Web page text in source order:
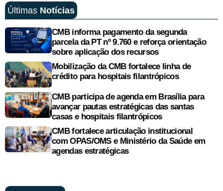
Últimas Notícias
CMB informa pagamento da segunda
parcela da PT nº 9.760 e reforça orientação
sobre aplicação dos recursos
Mobilização da CMB fortalece linha de
crédito para hospitais filantrópicos
CMB participa de agenda em Brasília para
avançar pautas estratégicas das santas
casas e hospitais filantrópicos
CMB fortalece articulação institucional
com OPAS/OMS e Ministério da Saúde em
agendas estratégicas